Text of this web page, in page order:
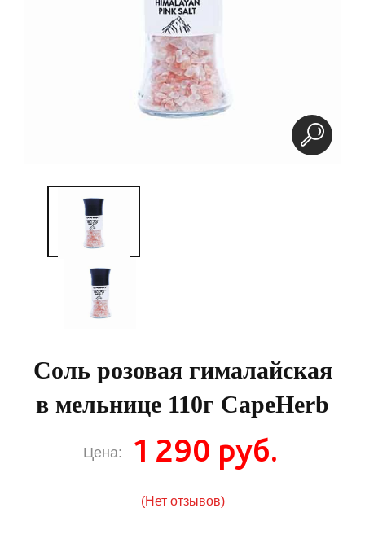
Соль розовая гималайская
в мельнице 110г CapeHerb
Цена: 1 290 руб.
(Нет отзывов)